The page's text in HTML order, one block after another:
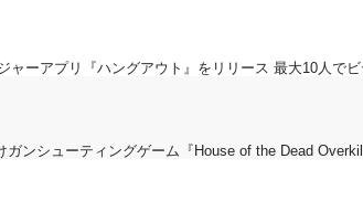
ャーアプリ『ハングアウト』をリリース 最大10人で
ガンシューティングゲーム『House of the Dead